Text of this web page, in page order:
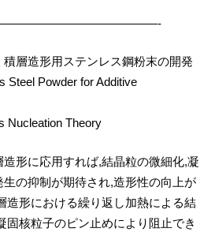
層造形用ステンレス鋼粉末の開発
Steel Powder for Additive
Nucleation Theory
形に応用すれば,結晶粒の微細化,凝
の抑制が期待され,造形性の向上が
造形における繰り返し加熱による結
固核粒子のピン止めにより阻止でき